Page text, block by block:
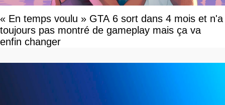
« En temps voulu » GTA 6 sort dans 4 mois et n'a
toujours pas montré de gameplay mais ça va
enfin changer